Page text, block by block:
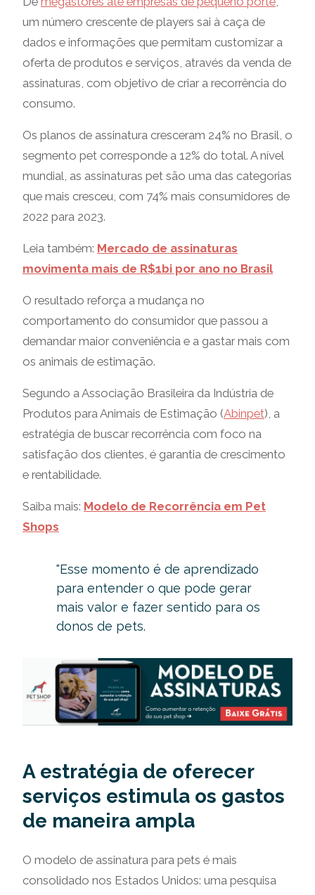
um número crescente de players sai à caça de
dados e informações que permitam customizar a
oferta de produtos e serviços, através da venda de
assinaturas, com objetivo de criar a recorrência do
consumo.
Os planos de assinatura cresceram 24% no Brasil, o
segmento pet corresponde a 12% do total. A nível
mundial, as assinaturas pet são uma das categorias
que mais cresceu, com 74% mais consumidores de
2022 para 2023.
Leia também: Mercado de assinaturas
movimenta mais de R$1bi por ano no Brasil
O resultado reforça a mudança no
comportamento do consumidor que passou a
demandar maior conveniência e a gastar mais com
os animais de estimação.
Segundo a Associação Brasileira da Indústria de
Produtos para Animais de Estimação (Abinpet), a
estratégia de buscar recorrência com foco na
satisfação dos clientes, é garantia de crescimento
e rentabilidade.
Saiba mais: Modelo de Recorrência em Pet
Shops
"Esse momento é de aprendizado
para entender o que pode gerar
mais valor e fazer sentido para os
donos de pets.
A estratégia de oferecer
serviços estimula os gastos
de maneira ampla
O modelo de assinatura para pets é mais
consolidado nos Estados Unidos: uma pesquisa